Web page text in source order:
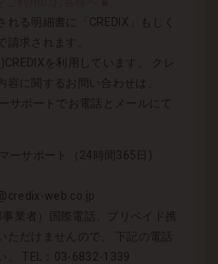
れる明細書に「CREDIX」もしく
請求されます。
を利用しています。 クレ
容に関するお問い合わせは、
サポートでお電話とメールにて
ーサポート（24時間365日)
web.co.jp
業者）国際電話、プリペイド携
ただけませんので、 下記の電話
。 TEL：03-6832-1339